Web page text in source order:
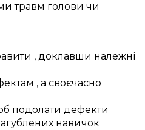
травм голови чи
, доклавши належні
, а своєчасно
подолати дефекти
навичок